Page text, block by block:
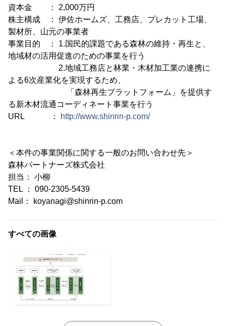
資本金 ： 2,000万円
株主構成 ： 伊佐ホームズ、工務店、プレカット工場、
製材所、山元の事業者
事業目的 ： 1.国民的課題である森林の維持・再生と、
地域材の活用促進のための事業を行う
2.地域工務店と林業・木材加工業の連携に
よる6次産業化を実現するため、
「森林再生プラットフォーム」を提供す
る新木材流通コーディネート事業を行う
URL ：
http://www.shinrin-p.com/
＜本件の事業関係に関する一般のお問い合わせ先＞
森林パートナーズ株式会社
担当： 小柳
TEL ： 090-2305-5439
Mail： koyanagi@shinrin-p.com
すべての画像